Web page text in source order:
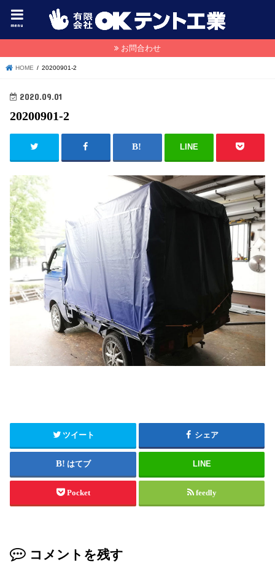
menu
お問合わせ
HOME 20200901-2
2020.09.01
20200901-2
LINE
ツイート シェア
はてブ LINE
Pocket feedly
コメントを残す